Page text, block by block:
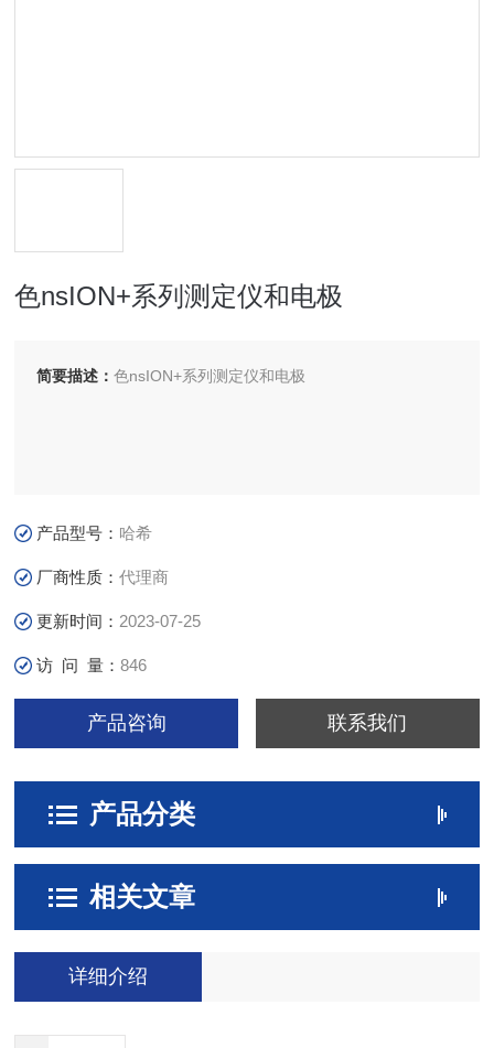
色nsION+系列测定仪和电极
简要描述：色nsION+系列测定仪和电极
产品型号： 哈希
厂商性质：代理商
更新时间： 2023-07-25
访 问 量：846
产品咨询 联系我们
产品分类
相关文章
详细介绍